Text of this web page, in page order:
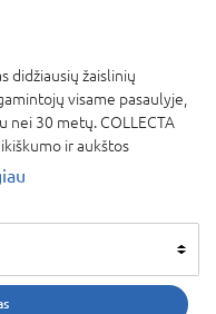
didžiausių žaislinių
visame pasaulyje,
nei 30 metų. COLLECTA
ir aukštos
Šio prekės ženklo produktai
iš JAV sukūrė keletą